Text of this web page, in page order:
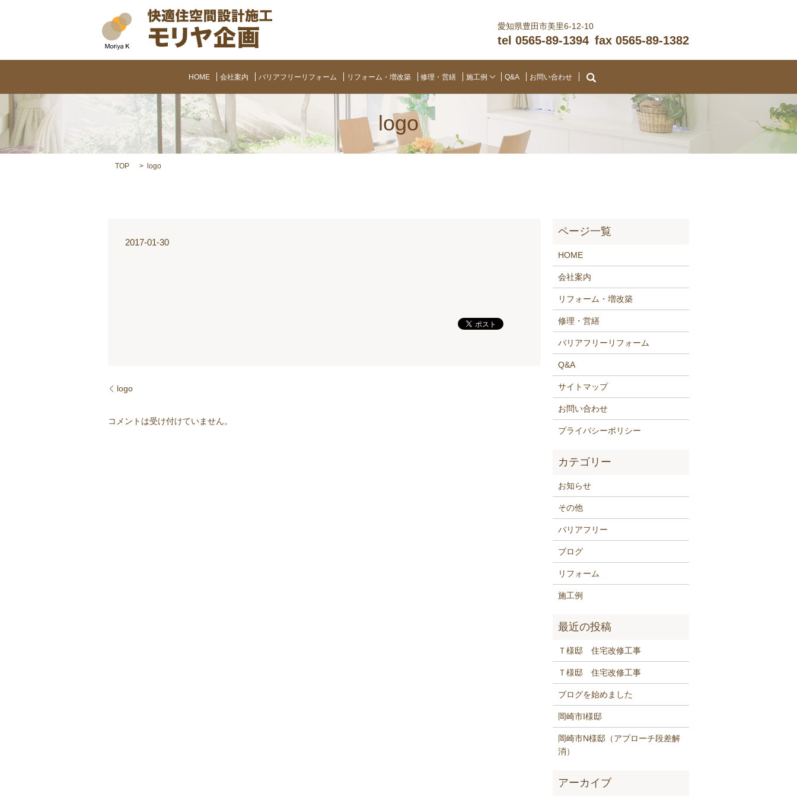
愛知県豊田市美里6-12-10
tel 0565-89-1394 fax 0565-89-1382
HOME 会社案内 バリアフリーリフォーム リフォーム・増改築 修理・営繕 施工例 Q&A お問い合わせ
logo
TOP logo
2017-01-30
logo
コメントは受け付けていません。
HOME
会社案内
リフォーム・増改築
修理・営繕
バリアフリーリフォーム
Q&A
サイトマップ
お問い合わせ
プライバシーポリシー
お知らせ
その他
バリアフリー
ブログ
リフォーム
施工例
Ｔ様邸 住宅改修工事
Ｔ様邸 住宅改修工事
ブログを始めました
岡崎市I様邸
岡崎市N様邸（アプローチ段差解
消）